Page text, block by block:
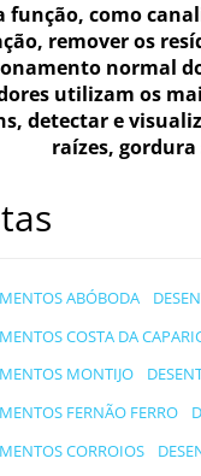
função, como
remover os
normal
utilizam os
detectar e
raízes,
ABÓBODA
COSTA DA
MONTIJO
FERNÃO FERRO
CORROIOS